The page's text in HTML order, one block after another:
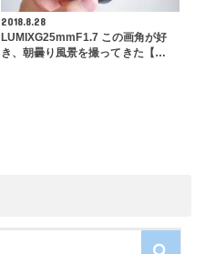
2018.8.28
LUMIXG25mmF1.7 この画角が好
き、朝曇り風景を撮ってきた【…